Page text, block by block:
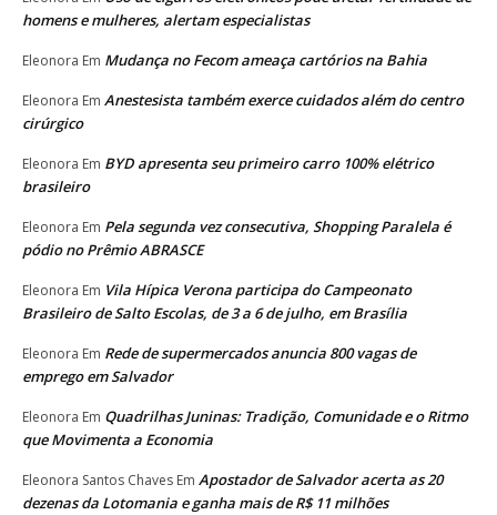
homens e mulheres, alertam especialistas
Eleonora Em Mudança no Fecom ameaça cartórios na Bahia
Eleonora Em Anestesista também exerce cuidados além do centro
cirúrgico
Eleonora Em BYD apresenta seu primeiro carro 100% elétrico
brasileiro
Eleonora Em Pela segunda vez consecutiva, Shopping Paralela é
pódio no Prêmio ABRASCE
Eleonora Em Vila Hípica Verona participa do Campeonato
Brasileiro de Salto Escolas, de 3 a 6 de julho, em Brasília
Eleonora Em Rede de supermercados anuncia 800 vagas de
emprego em Salvador
Eleonora Em Quadrilhas Juninas: Tradição, Comunidade e o Ritmo
que Movimenta a Economia
Eleonora Santos Chaves Em Apostador de Salvador acerta as 20
dezenas da Lotomania e ganha mais de R$ 11 milhões